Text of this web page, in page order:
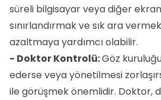
süreli bilgisayar veya diğer ekran
sınırlandırmak ve sık ara
azaltmaya yardımcı olabilir.
- Doktor Kontrolü:Göz
ederse veya yönetilmesi
ile görüşmek önemlidir. Doktor,